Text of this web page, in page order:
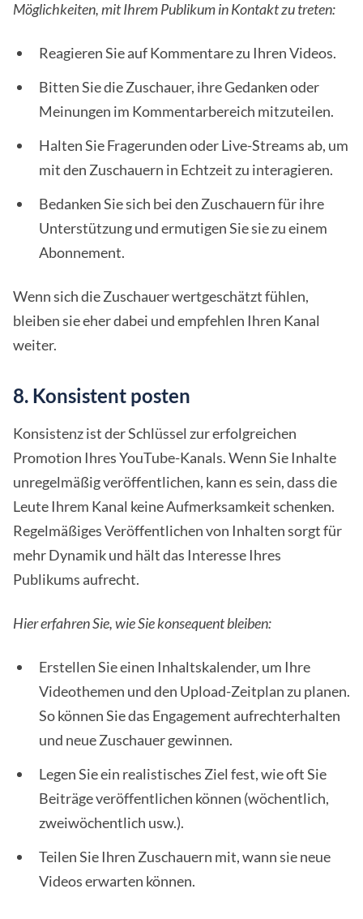
Möglichkeiten, mit Ihrem Publikum in Kontakt zu treten:
Reagieren Sie auf Kommentare zu Ihren Videos.
Bitten Sie die Zuschauer, ihre Gedanken oder
Meinungen im Kommentarbereich mitzuteilen.
Halten Sie Fragerunden oder Live-Streams ab, um
mit den Zuschauern in Echtzeit zu interagieren.
Bedanken Sie sich bei den Zuschauern für ihre
Unterstützung und ermutigen Sie sie zu einem
Abonnement.
Wenn sich die Zuschauer wertgeschätzt fühlen,
bleiben sie eher dabei und empfehlen Ihren Kanal
weiter.
8. Konsistent posten
Konsistenz ist der Schlüssel zur erfolgreichen
Promotion Ihres YouTube-Kanals. Wenn Sie Inhalte
unregelmäßig veröffentlichen, kann es sein, dass die
Leute Ihrem Kanal keine Aufmerksamkeit schenken.
Regelmäßiges Veröffentlichen von Inhalten sorgt für
mehr Dynamik und hält das Interesse Ihres
Publikums aufrecht.
Hier erfahren Sie, wie Sie konsequent bleiben:
Erstellen Sie einen Inhaltskalender, um Ihre
Videothemen und den Upload-Zeitplan zu planen.
So können Sie das Engagement aufrechterhalten
und neue Zuschauer gewinnen.
Legen Sie ein realistisches Ziel fest, wie oft Sie
Beiträge veröffentlichen können (wöchentlich,
zweiwöchentlich usw.).
Teilen Sie Ihren Zuschauern mit, wann sie neue
Videos erwarten können.